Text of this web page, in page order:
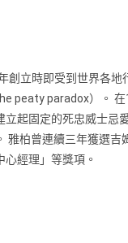
立時即受到世界各
peaty paradox）。
起固定的死忠威士
柏曾連續三年獲選
心經理」等獎項。